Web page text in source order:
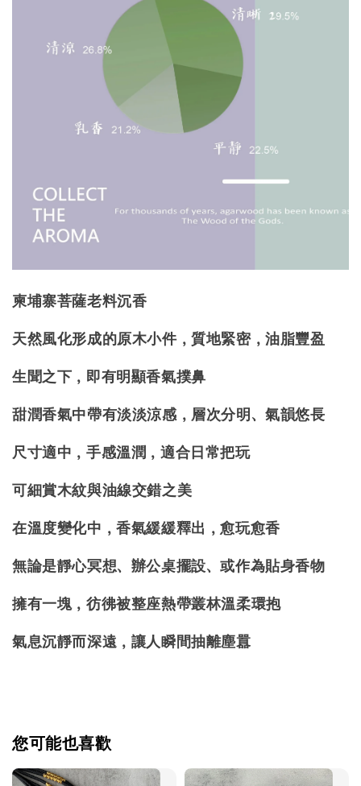
柬埔寨菩薩老料沉香
天然風化形成的原木小件，質地緊密，油脂豐盈
生聞之下，即有明顯香氣撲鼻
甜潤香氣中帶有淡淡涼感，層次分明、氣韻悠長
尺寸適中，手感溫潤，適合日常把玩
可細賞木紋與油線交錯之美
在溫度變化中，香氣緩緩釋出，愈玩愈香
無論是靜心冥想、辦公桌擺設、或作為貼身香物
擁有一塊，彷彿被整座熱帶叢林溫柔環抱
氣息沉靜而深遠，讓人瞬間抽離塵囂
您可能也喜歡